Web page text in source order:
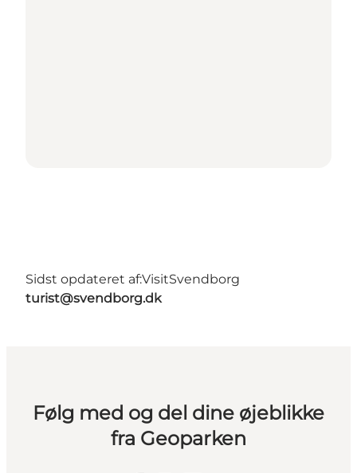
Sidst opdateret af:VisitSvendborg
turist@svendborg.dk
Følg med og del dine øjeblikke
fra Geoparken